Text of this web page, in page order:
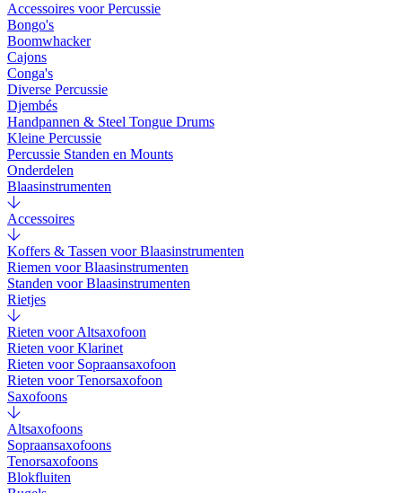
Accessoires voor Percussie
Bongo's
Boomwhacker
Cajons
Conga's
Diverse Percussie
Djembés
Handpannen & Steel Tongue Drums
Kleine Percussie
Percussie Standen en Mounts
Onderdelen
Blaasinstrumenten
Accessoires
Koffers & Tassen voor Blaasinstrumenten
Riemen voor Blaasinstrumenten
Standen voor Blaasinstrumenten
Rietjes
Rieten voor Altsaxofoon
Rieten voor Klarinet
Rieten voor Sopraansaxofoon
Rieten voor Tenorsaxofoon
Saxofoons
Altsaxofoons
Sopraansaxofoons
Tenorsaxofoons
Blokfluiten